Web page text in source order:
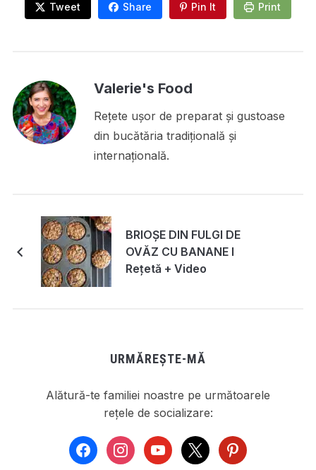
Tweet Share Pin It Print
Valerie's Food
Rețete ușor de preparat și gustoase
din bucătăria tradițională și
internațională.
BRIOȘE DIN FULGI DE
OVĂZ CU BANANE I
Rețetă + Video
URMĂREȘTE-MĂ
Alătură-te familiei noastre pe următoarele
rețele de socializare:
facebookinstagramyoutube
x pinterest